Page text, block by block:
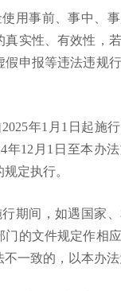
用事前、事中、
真实性、有效性，
假申报等违法违规
年1月1日起施
年12月1日至本办
定执行。
期间，如遇国家
门的文件规定作相
一致的，以本办法